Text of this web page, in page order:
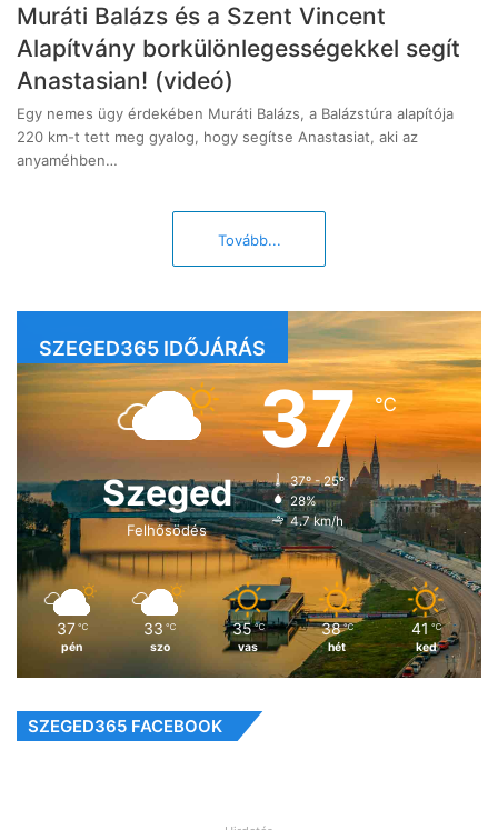
Muráti Balázs és a Szent Vincent
Alapítvány borkülönlegességekkel segít
Anastasian! (videó)
Egy nemes ügy érdekében Muráti Balázs, a Balázstúra alapítója
220 km-t tett meg gyalog, hogy segítse Anastasiat, aki az
anyaméhben…
Tovább...
SZEGED365 IDŐJÁRÁS
Szeged
Felhősödés
37℃
37º - 25º
28%
4.7 km/h
37 ℃
pén
33 ℃
szo
35 ℃
vas
38 ℃
hét
41 ℃
ked
SZEGED365 FACEBOOK